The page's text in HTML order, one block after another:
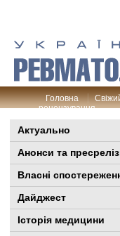
Головна
рецензування
Актуально
Анонси та
Власні
Дайджест
Історія медицини